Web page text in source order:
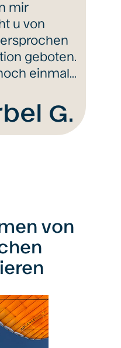
mir
u von
geboten.
einmal…
G.
von